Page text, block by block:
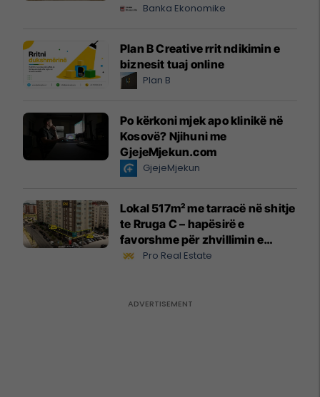
Banka Ekonomike
Plan B Creative rrit ndikimin e
biznesit tuaj online
Plan B
Po kërkoni mjek apo klinikë në
Kosovë? Njihuni me
GjejeMjekun.com
GjejeMjekun
Lokal 517m² me tarracë në shitje
te Rruga C – hapësirë e
favorshme për zhvillimin e
biznesit #15796
Pro Real Estate